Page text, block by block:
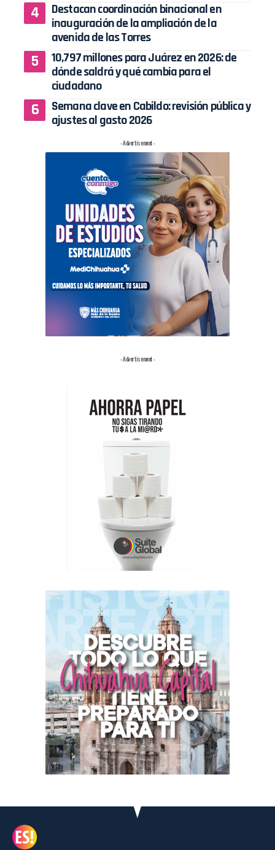
Destacan coordinación binacional en
inauguración de la ampliación de la
avenida de las Torres
10,797 millones para Juárez en 2026: de
dónde saldrá y qué cambia para el
ciudadano
Semana clave en Cabildo: revisión pública y
ajustes al gasto 2026
- Advertisement -
- Advertisement -